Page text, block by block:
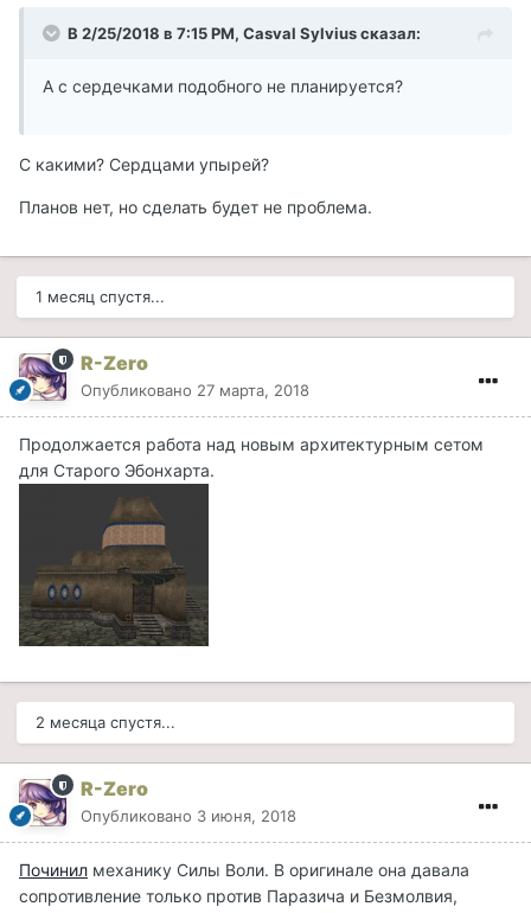
В 2/25/2018 в 7:15 PM, Casval Sylvius сказал:
А с сердечками подобного не планируется?
С какими? Сердцами упырей?
Планов нет, но сделать будет не проблема.
1 месяц спустя...
R-Zero
Опубликовано 27 марта, 2018
Продолжается работа над новым архитектурным сетом
для Старого Эбонхарта.
2 месяца спустя...
R-Zero
Опубликовано 3 июня, 2018
Починил механику Силы Воли. В оригинале она давала
сопротивление только против Паразича и Безмолвия,